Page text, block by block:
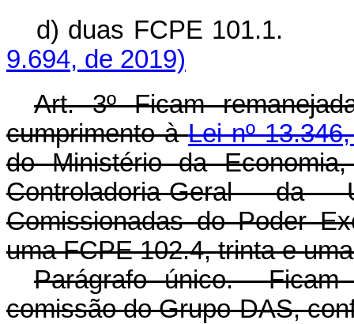
d) duas FCPE
9.694, de 2019)
Art. 3ºFicam
cumprimento àLei nº
do Ministério da
Controladoria-Geral
Comissionadas do Poder
uma FCPE 102.4, trinta e
Parágrafo único.
comissão do Grupo-DAS,